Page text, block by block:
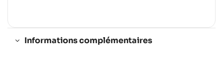
Informations complémentaires